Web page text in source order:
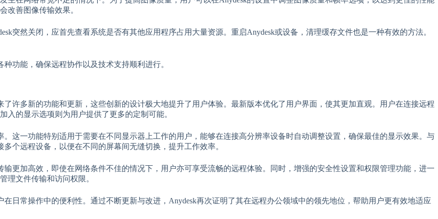
改善图像传输效果。
突然关闭，应首先查看系统是否有其他应用程序占用大量资源。重启Anydesk或设备，清理缓存文件也是一种有效的方法。
功能，确保远程协作以及技术支持顺利进行。
许多新的功能和更新，这些创新的设计极大地提升了用户体验。最新版本优化了用户界面，使其更加直观。用户在连接远程
入的显示选项则为用户提供了更多的定制可能。
这一功能特别适用于需要在不同显示器上工作的用户，能够在连接高分辨率设备时自动调整设置，确保最佳的显示效果。与
个远程设备，以便在不同的屏幕间无缝切换，提升工作效率。
更加高效，即使在网络条件不佳的情况下，用户亦可享受流畅的远程体验。同时，增强的安全性设置和权限管理功能，进一
理文件传输和访问权限。
日常操作中的便利性。通过不断更新与改进，Anydesk再次证明了其在远程办公领域中的领先地位，帮助用户更有效地适应